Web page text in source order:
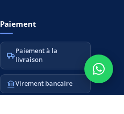
Paiement
Paiement à la
livraison
Virement bancaire